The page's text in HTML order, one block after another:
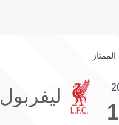
ليفربول